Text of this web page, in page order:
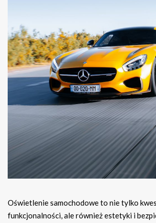
Oświetlenie samochodowe to nie tylko
funkcjonalności, ale również estetyki i